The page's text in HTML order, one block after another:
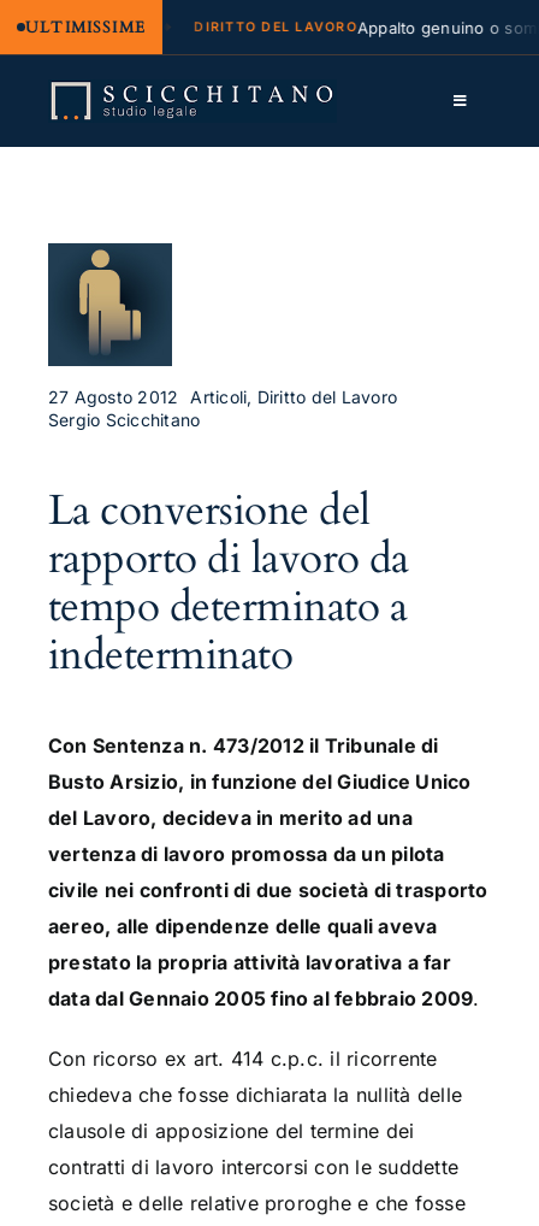
ULTIMISSIME
e regresso DIRITTO DEL LAVOROAppalto genuino o
contenuto
Toggle
Approfondimenti
Contatti
27 Agosto 2012
Articoli, Diritto del Lavoro
Sergio Scicchitano
La conversione del
rapporto di lavoro da
tempo determinato a
indeterminato
Con Sentenza n. 473/2012 il Tribunale di
Busto Arsizio, in funzione del Giudice Unico
del Lavoro, decideva in merito ad una
vertenza di lavoro promossa da un pilota
civile nei confronti di due società di trasporto
aereo, alle dipendenze delle quali aveva
prestato la propria attività lavorativa a far
data dal Gennaio 2005 fino al febbraio 2009.
Con ricorso ex art. 414 c.p.c. il ricorrente
chiedeva che fosse dichiarata la nullità delle
clausole di apposizione del termine dei
contratti di lavoro intercorsi con le suddette
società e delle relative proroghe e che fosse